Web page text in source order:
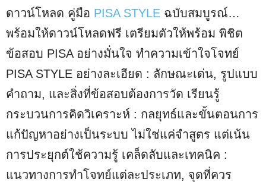
ดาวน์โหลด คู่มือ PISA STYLE ฉบับสมบูรณ์…
พร้อมให้ดาวน์โหลดฟรี เตรียมตัวให้พร้อม พิชิต
ข้อสอบ PISA อย่างมั่นใจ ทำความเข้าใจโจทย์
PISA STYLE อย่างละเอียด : ลักษณะเด่น, รูปแบบ
คำถาม, และสิ่งที่ข้อสอบต้องการวัด เรียนรู้
กระบวนการคิดวิเคราะห์ : กลยุทธ์และขั้นตอนการ
แก้ปัญหาอย่างเป็นระบบ ไม่ใช่แค่จำสูตร แต่เน้น
การประยุกต์ใช้ความรู้ เคล็ดลับและเทคนิค :
แนวทางการทำโจทย์แต่ละประเภท, จุดที่ควร